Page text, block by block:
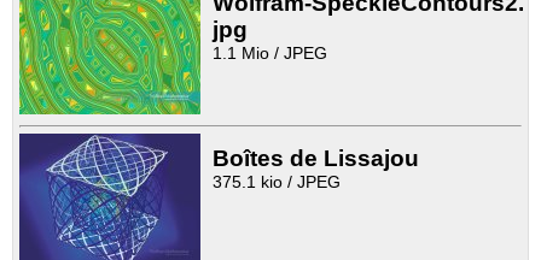
jpg
1.1 Mio / JPEG
Boîtes de Lissajou
375.1 kio / JPEG